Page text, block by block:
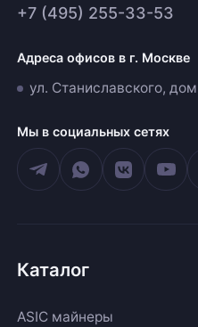
+7 (495) 255-33-53
Адреса офисов в г. Москве
ул. Станиславского, дом
Мы в социальных сетях
Каталог
ASIC майнеры